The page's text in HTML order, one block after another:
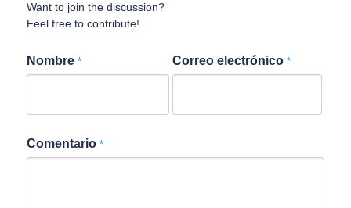
Want to join the discussion?
Feel free to contribute!
Nombre * Correo electrónico*
Comentario *